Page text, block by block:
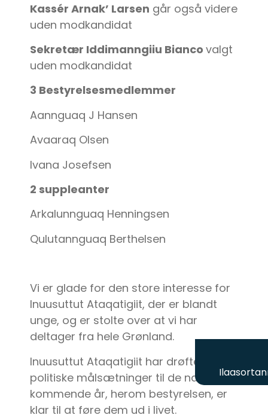
Kassér Arnak’ Larsen går også videre
uden modkandidat
Sekretær Iddimanngiiu Bianco valgt
uden modkandidat
3 Bestyrelsesmedlemmer
Aannguaq J Hansen
Avaaraq Olsen
Ivana Josefsen
2 suppleanter
Arkalunnguaq Henningsen
Qulutannguaq Berthelsen
Vi er glade for den store interesse for
Inuusuttut Ataqatigiit, der er blandt
unge, og er stolte over at vi har
deltager fra hele Grønland.
Inuusuttut Ataqatigiit har drøftet
politiske målsætninger til de næste
kommende år, herom bestyrelsen, er
klar til at føre dem ud i livet.